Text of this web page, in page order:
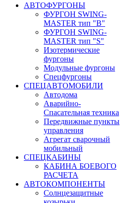
АВТОФУРГОНЫ
ФУРГОН SWING-
MASTER тип "B"
ФУРГОН SWING-
MASTER тип "S"
Изотермические
фургоны
Модульные фургоны
Спецфургоны
СПЕЦАВТОМОБИЛИ
Автодома
Аварийно-
Спасательная техника
Передвижные пункты
управления
Агрегат сварочный
мобильный
СПЕЦКАБИНЫ
КАБИНА БОЕВОГО
РАСЧЕТА
АВТОКОМПОНЕНТЫ
Солнцезащитные